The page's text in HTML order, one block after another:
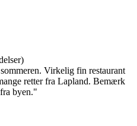
Virkelig fin restaurant
retter fra Lapland. Bemærk
byen."